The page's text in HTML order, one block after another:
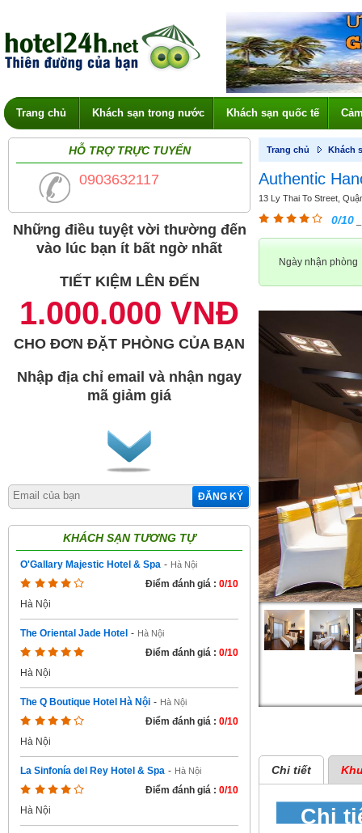
Trang chủ Khách sạn trong nước Khách sạn quốc tế
HỖ TRỢ TRỰC TUYẾN
0903632117
Những điều tuyệt vời thường đến
vào lúc bạn ít bất ngờ nhất
TIẾT KIỆM LÊN ĐẾN
1.000.000 VNĐ
CHO ĐƠN ĐẶT PHÒNG CỦA BẠN
Nhập địa chỉ email và nhận ngay
mã giảm giá
ĐĂNG KÝ
KHÁCH SẠN TƯƠNG TỰ
O'Gallary Majestic Hotel & Spa - Hà Nội
Điểm đánh giá : 0/10
Hà Nội
The Oriental Jade Hotel - Hà Nội
Điểm đánh giá : 0/10
Hà Nội
The Q Boutique Hotel Hà Nội - Hà Nội
Điểm đánh giá : 0/10
Hà Nội
La Sinfonía del Rey Hotel & Spa - Hà Nội
Điểm đánh giá : 0/10
Hà Nội
Trang chủ Khách
Authentic
13 Ly Thai To Street,
0/10
Ngày nhận phòng
Chi tiết
Chi